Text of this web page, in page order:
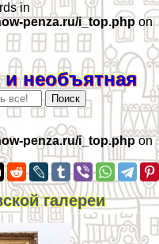
in
penza.ru/i_top.php on
и необъятная
penza.ru/i_top.phpon
галереи